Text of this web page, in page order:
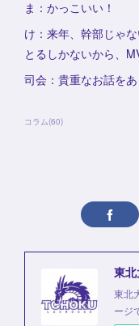
ま：かっこいい！
け：来年、幹部じゃ
とるしかないから、
司会：貴重なお話を
コラム(60)
東
東北
ージ